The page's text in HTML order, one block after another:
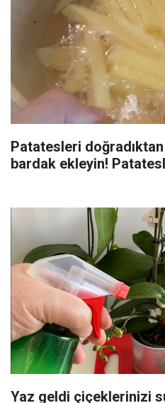
Patatesleri
bardak ekleyin!
Yaz geldi çiçeklerinizi